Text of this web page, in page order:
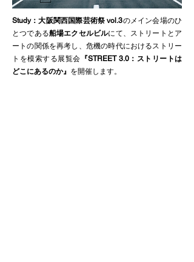
Study：大阪関西国際芸術祭 vol.3のメイン会場のひ
とつである船場エクセルビルにて、ストリートとア
ートの関係を再考し、危機の時代におけるストリー
トを模索する展覧会 『STREET 3.0：ストリートは
どこにあるのか』 を開催します。